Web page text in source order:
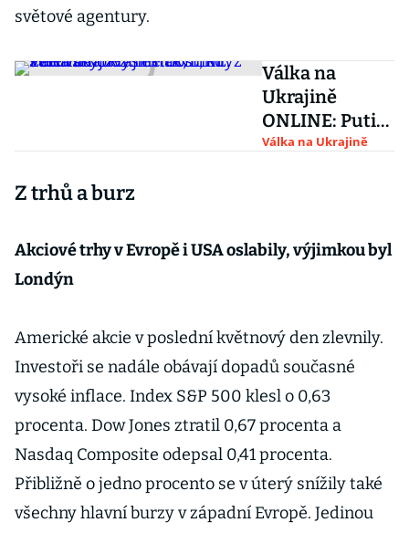
světové agentury.
Válka na
Ukrajině
ONLINE: Putin
cítí
míní Zelenskyj
Válka na Ukrajině
Z trhů a burz
Akciové trhy v Evropě i USA oslabily, výjimkou byl
Londýn
Americké akcie v poslední květnový den zlevnily.
Investoři se nadále obávají dopadů současné
vysoké inflace. Index S&P 500 klesl o 0,63
procenta. Dow Jones ztratil 0,67 procenta a
Nasdaq Composite odepsal 0,41 procenta.
Přibližně o jedno procento se v úterý snížily také
všechny hlavní burzy v západní Evropě. Jedinou